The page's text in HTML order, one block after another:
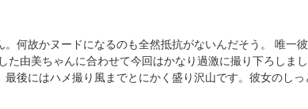
何故かヌードになるのも全然抵抗がないんだそう。 唯一
た由美ちゃんに合わせて今回はかなり過激に撮り下ろしま
後にはハメ撮り風までとにかく盛り沢山です。彼女のし